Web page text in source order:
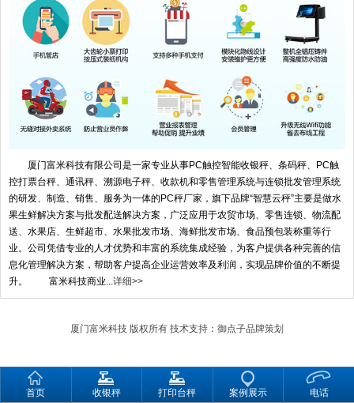
厦门富米科技有限公司是一家专业从事PC触控智能收银秤、条码秤、PC触
控打票台秤、通讯秤、溯源电子秤、收款机和零售管理系统与连锁批发管理系统
的研发、制造、销售、服务为一体的PC秤厂家，旗下品牌“智慧云秤”主要是做水
果生鲜解决方案与批发配送解决方案，广泛应用于农贸市场、零售连锁、物流配
送、水果店、生鲜超市、水果批发市场、海鲜批发市场、食品预包装称重等行
业。公司凭借专业的人才优势和丰富的系统集成经验，为客户提供各种完善的信
息化管理解决方案，帮助客户提高企业运营效率及利润，实现品牌价值的不断提
升。 富米科技商业...详细>>
厦门富米科技 版权所有 技术支持： 御点子品牌策划
首页 收银秤 打印台秤 案例展示 电话